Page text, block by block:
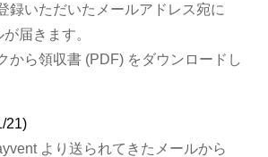
いただいたメールアドレス宛に
届きます。
ら領収書 (PDF) をダウンロードし
21)
より送られてきたメールから